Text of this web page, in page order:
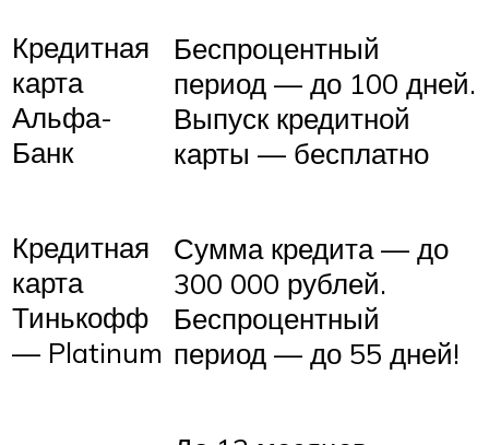
Кредитная
карта
Альфа-
Банк
Беспроцентный
период — до 100 дней.
Выпуск кредитной
карты — бесплатно
Кредитная
карта
Тинькофф
— Platinum
Сумма кредита — до
300 000 рублей.
Беспроцентный
период — до 55 дней!